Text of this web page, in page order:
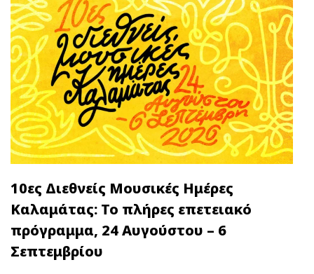
10ες Διεθνείς Μουσικές Ημέρες
Καλαμάτας: Το πλήρες επετειακό
πρόγραμμα, 24 Αυγούστου – 6
Σεπτεμβρίου